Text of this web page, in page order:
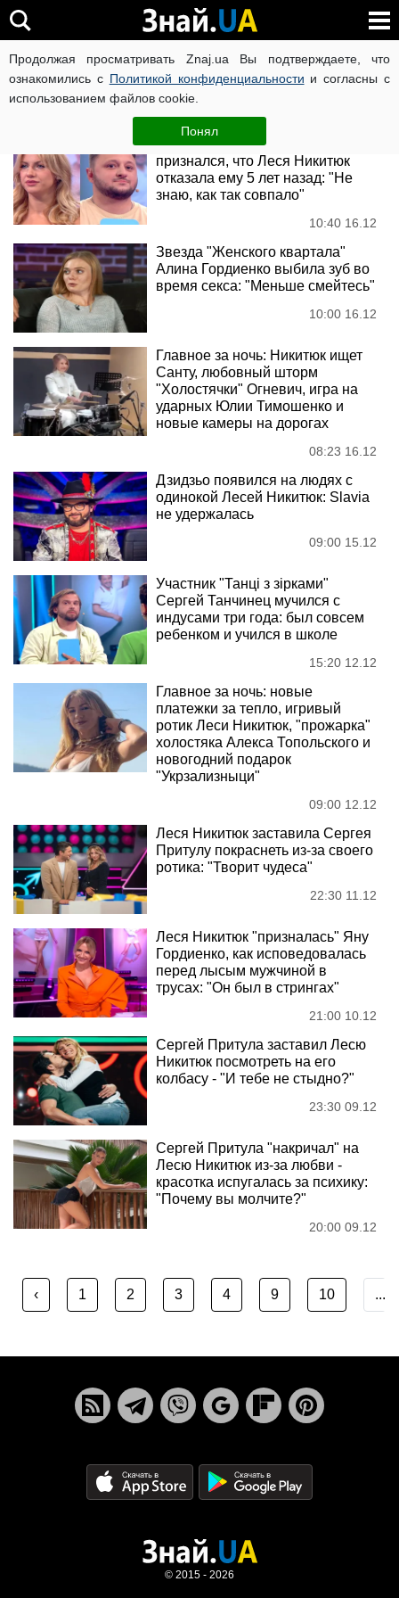
Продолжая просматривать Znaj.ua Вы подтверждаете, что
ознакомились с Политикой конфиденциальности и согласны с
использованием файлов cookie.
Понял
Леся Никитюк
Влад Куран из "Лиги смеха"
признался, что Леся Никитюк
отказала ему 5 лет назад: "Не
знаю, как так совпало"
10:40 16.12
Звезда "Женского квартала"
Алина Гордиенко выбила зуб во
время секса: "Меньше смейтесь"
10:00 16.12
Главное за ночь: Никитюк ищет
Санту, любовный шторм
"Холостячки" Огневич, игра на
ударных Юлии Тимошенко и
новые камеры на дорогах
08:23 16.12
Дзидзьо появился на людях с
одинокой Лесей Никитюк: Slavia
не удержалась
09:00 15.12
Участник "Танці з зірками"
Сергей Танчинец мучился с
индусами три года: был совсем
ребенком и учился в школе
15:20 12.12
Главное за ночь: новые
платежки за тепло, игривый
ротик Леси Никитюк, "прожарка"
холостяка Алекса Топольского и
новогодний подарок
"Укрзализныци"
09:00 12.12
Леся Никитюк заставила Сергея
Притулу покраснеть из-за своего
ротика: "Творит чудеса"
22:30 11.12
Леся Никитюк "призналась" Яну
Гордиенко, как исповедовалась
перед лысым мужчиной в
трусах: "Он был в стрингах"
21:00 10.12
Сергей Притула заставил Лесю
Никитюк посмотреть на его
колбасу - "И тебе не стыдно?"
23:30 09.12
Сергей Притула "накричал" на
Лесю Никитюк из-за любви -
красотка испугалась за психику:
"Почему вы молчите?"
20:00 09.12
‹ 1 2 3 4 9 10 ...
© 2015 - 2026